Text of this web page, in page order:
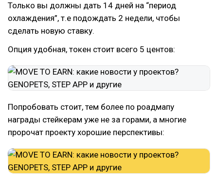
Только вы должны дать 14 дней на “период
охлаждения”, т.е подождать 2 недели, чтобы
сделать новую ставку.
Опция удобная, токен стоит всего 5 центов:
Попробовать стоит, тем более по роадмапу
награды стейкерам уже не за горами, а многие
пророчат проекту хорошие перспективы: